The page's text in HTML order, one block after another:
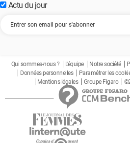
Actu du jour
Qui sommes-nous ? L'équipe Notre société
Données personnelles
Paramétrer les
Mentions légales
Groupe Figaro